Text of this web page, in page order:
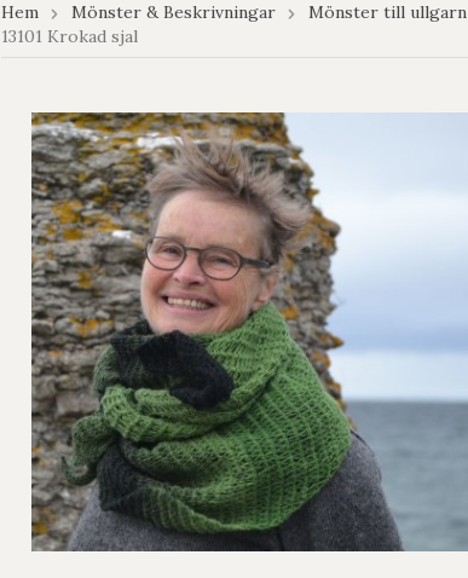
Hem Mönster & Beskrivningar Mönster till ullgarn
13101 Krokad sjal